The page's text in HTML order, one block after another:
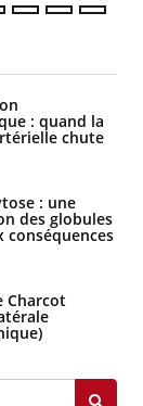
: quand la
chute
: une
des globules
conséquences
Charcot